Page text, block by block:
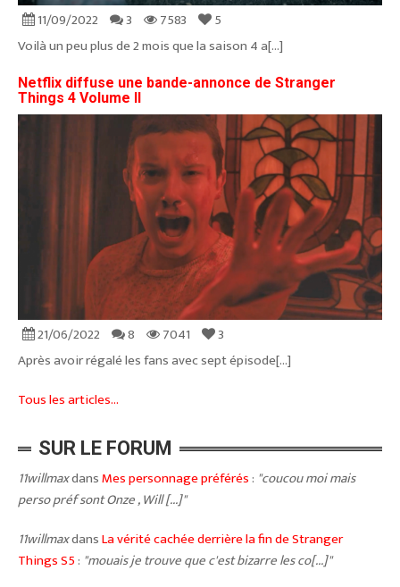
11/09/2022 3 7583
5
Voilà un peu plus de 2 mois que la saison 4 a[...]
Netflix diffuse une bande-annonce de Stranger
Things 4 Volume II
21/06/2022 8 7041
3
Après avoir régalé les fans avec sept épisode[...]
Tous les articles...
SUR LE FORUM
11willmaxdansMes personnage préférés : "coucou moi mais
perso préf sont Onze , Will [...]"
11willmaxdansLa vérité cachée derrière la fin de Stranger
Things S5 : "mouais je trouve que c'est bizarre les co[...]"